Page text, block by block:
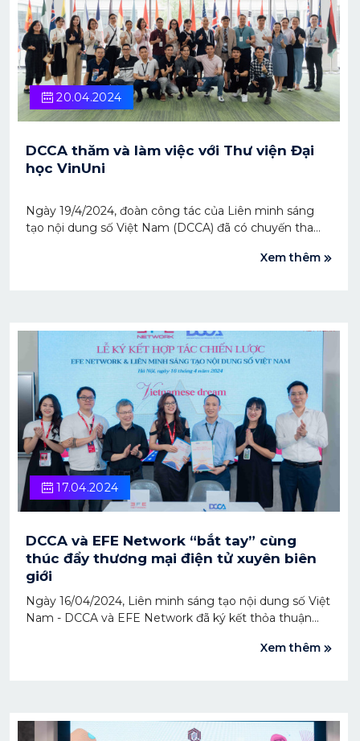
20.04.2024
DCCA thăm và làm việc với Thư viện Đại
học VinUni
Ngày 19/4/2024, đoàn công tác của Liên minh sáng
tạo nội dung số Việt Nam (DCCA) đã có chuyến tham
chủ đề "Xây dựng kho lưu trữ dữ liệu số và ứng dụng
Xem thêm
17.04.2024
DCCA và EFE Network “bắt tay” cùng
thúc đẩy thương mại điện tử xuyên biên
giới
Ngày 16/04/2024, Liên minh sáng tạo nội dung số Việt
Nam - DCCA và EFE Network đã ký kết thỏa thuận
thác thế mạnh mỗi bên trong việc xây dựng và củng
Xem thêm